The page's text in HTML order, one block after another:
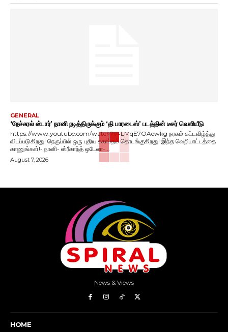
GENERAL
‘நேச்சுரல் ஸ்டார்’ நானி நடித்திருக்கும் ‘தி பாரடைஸ்’ படத்தின் டீசர் வெளியீடு
https://www.youtube.com/watch?v=LMqE7OAewkg நரகம் கட்டவிழ்த்து
விடப்படுகிறது! நெருப்பில் ஒரு புதிய சகாப்தம் தொடங்குகிறது! இந்த வெறியாட்டத்தை
காணுங்கள்!- நானி- ஸ்ரீகாந்த் ஒடேலா-...
August 7, 2026
News & Views
HOME